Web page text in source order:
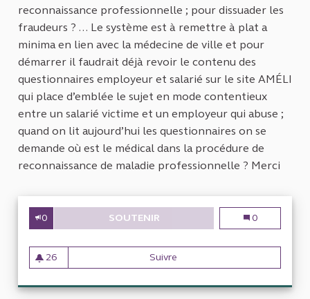
reconnaissance professionnelle ; pour dissuader les
fraudeurs ? … Le système est à remettre à plat a
minima en lien avec la médecine de ville et pour
démarrer il faudrait déjà revoir le contenu des
questionnaires employeur et salarié sur le site AMÉLI
qui place d’emblée le sujet en mode contentieux
entre un salarié victime et un employeur qui abuse ;
quand on lit aujourd’hui les questionnaires on se
demande où est le médical dans la procédure de
reconnaissance de maladie professionnelle ? Merci
0 SOUTENIR LES MALADIES Les maladies
0
26
26 abonnés
Suivre